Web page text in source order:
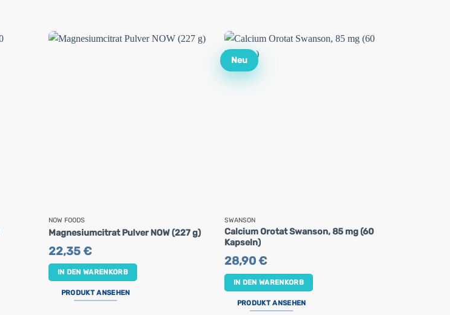
NOW FOODS
Magnesiumcitrat Pulver NOW (227 g)
22,35€
IN DEN WARENKORB
PRODUKT ANSEHEN
Neu
SWANSON
Calcium Orotat Swanson, 85 mg (60
Kapseln)
28,90€
IN DEN WARENKORB
PRODUKT ANSEHEN